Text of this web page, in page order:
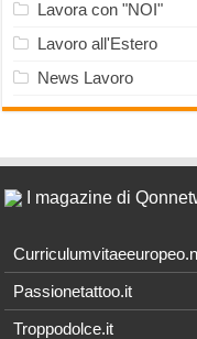
Lavora con "NOI"
Lavoro all'Estero
News Lavoro
I magazine di
Passionetattoo.it
Troppodolce.it